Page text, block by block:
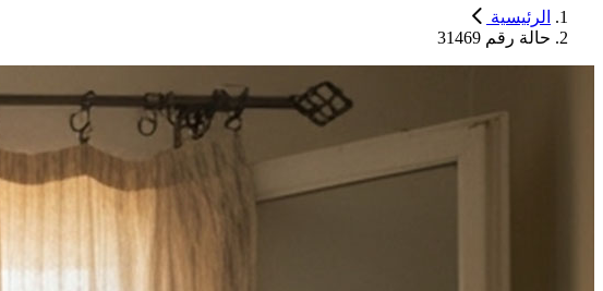
الرئيسية
حالة رقم 31469